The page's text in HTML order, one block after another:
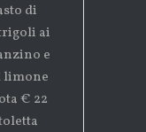
di
ai
e
limone
€ 22